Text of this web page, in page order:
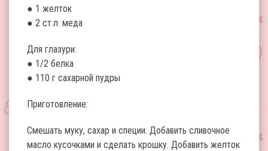
● 1 желток
● 2 ст.л. меда
Для глазури:
● 1/2 белка
● 110 г сахарной пудры
Приготовление:
Смешать муку, сахар и специи. Добавить сливочное
масло кусочками и сделать крошку. Добавить желток